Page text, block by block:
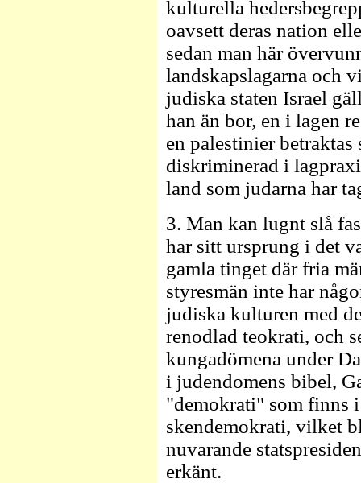
kulturella
oavsett deras nation
sedan man här
landskapslagarna och
judiska staten Israel
han än bor, en i lagen
en palestinier
diskriminerad i
land som judarna har
3. Man kan lugnt slå
har sitt ursprung i det
gamla tinget där fria
styresmän inte har
judiska kulturen med
renodlad teokrati, och
kungadömena under
i judendomens bibel,
"demokrati" som finns
skendemokrati, vilket
nuvarande
erkänt.